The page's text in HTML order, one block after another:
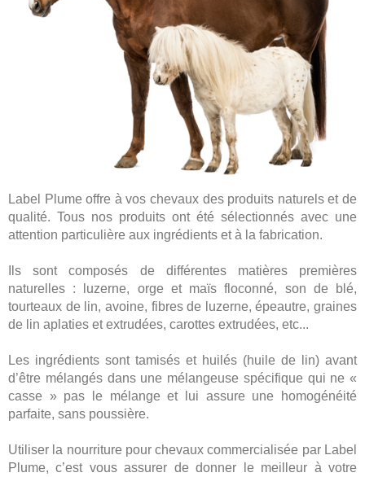
Label Plume offre à vos chevaux des produits naturels et de
qualité. Tous nos produits ont été sélectionnés avec une
attention particulière aux ingrédients et à la fabrication.
Ils sont composés de différentes matières premières
naturelles : luzerne, orge et maïs floconné, son de blé,
tourteaux de lin, avoine, fibres de luzerne, épeautre, graines
de lin aplaties et extrudées, carottes extrudées, etc...
Les ingrédients sont tamisés et huilés (huile de lin) avant
d’être mélangés dans une mélangeuse spécifique qui ne «
casse » pas le mélange et lui assure une homogénéité
parfaite, sans poussière.
Utiliser la nourriture pour chevaux commercialisée par Label
Plume, c’est vous assurer de donner le meilleur à votre